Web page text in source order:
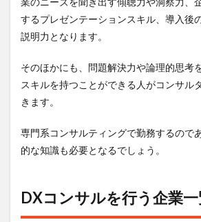
するプレゼンテーションスキル、導入後
説明力となります。
そのほかにも、問題解決力や論理的思考
スキルを持つことができる人がコンサル
きます。
専門系コンサルティングで勤務するので
的な知識も必要となるでしょう。
DXコンサルを行う企業